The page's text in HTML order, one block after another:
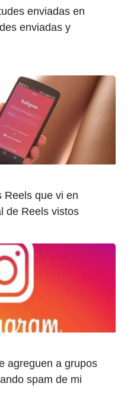
enviadas en
enviadas y
Reels que vi en
de Reels vistos
agreguen a grupos
spam de mi